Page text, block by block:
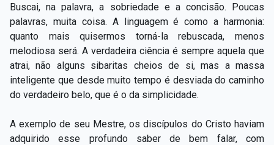
Buscai, na palavra, a sobriedade e a concisão. Poucas
palavras, muita coisa. A linguagem é como a harmonia:
quanto mais quisermos torná-la rebuscada, menos
melodiosa será. A verdadeira ciência é sempre aquela que
atrai, não alguns sibaritas cheios de si, mas a massa
inteligente que desde muito tempo é desviada do caminho
do verdadeiro belo, que é o da simplicidade.
A exemplo de seu Mestre, os discípulos do Cristo haviam
adquirido esse profundo saber de bem falar, com